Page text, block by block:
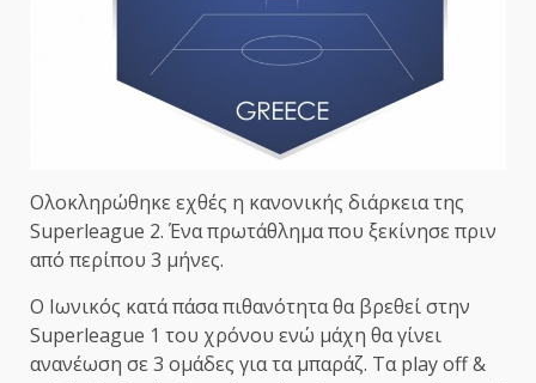
Ολοκληρώθηκε εχθές η κανονικής διάρκεια της
Superleague 2. Ένα πρωτάθλημα που ξεκίνησε πριν
από περίπου 3 μήνες.
Ο Ιωνικός κατά πάσα πιθανότητα θα βρεθεί στην
Superleague 1 του χρόνου ενώ μάχη θα γίνει
ανανέωση σε 3 ομάδες για τα μπαράζ. Τα play off &